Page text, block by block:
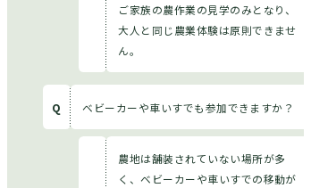
ご家族の農作業の見学のみとなり、
大人と同じ農業体験は原則できませ
ん。
ベビーカーや車いすでも参加できますか？
農地は舗装されていない場所が多
く、ベビーカーや車いすでの移動が